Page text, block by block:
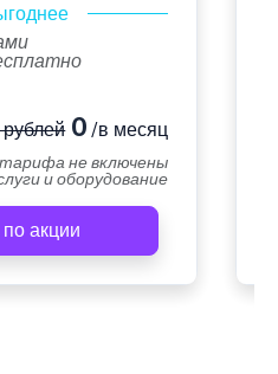
0 /в месяц
не включены
и оборудование
акции